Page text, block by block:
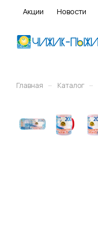
Акции Новости
Главная – Каталог –